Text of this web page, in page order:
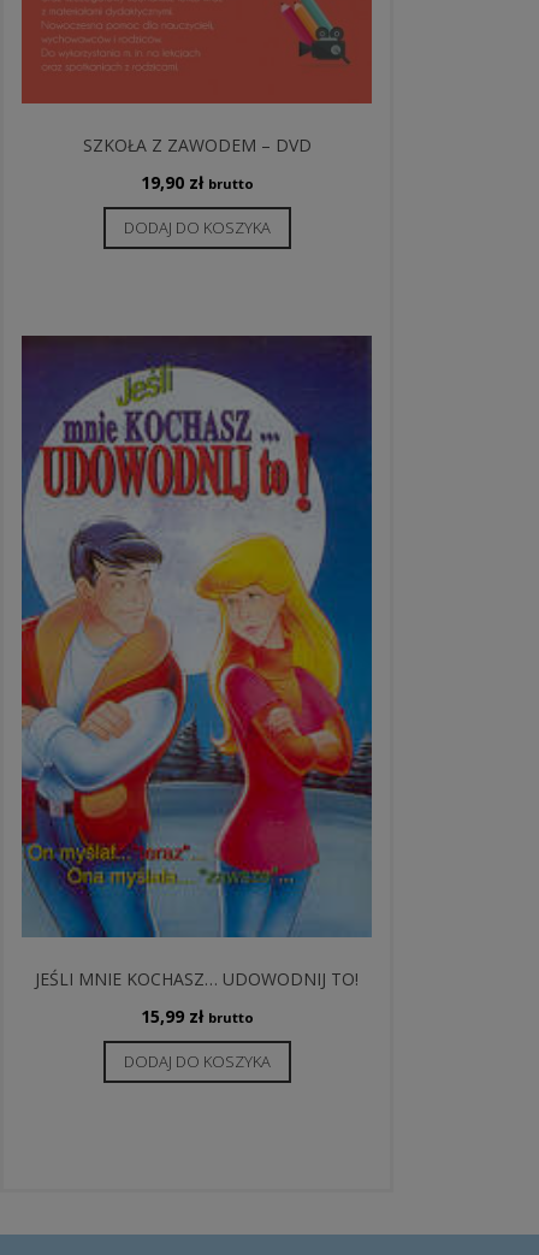
SZKOŁA Z ZAWODEM – DVD
19,90 zł brutto
DODAJ DO KOSZYKA
JEŚLI MNIE KOCHASZ… UDOWODNIJ TO!
15,99 zł brutto
DODAJ DO KOSZYKA